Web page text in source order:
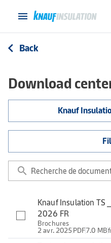
menu
arrow_back_ios Back
Download
Knauf
search
Knauf Insulation TS
2026 FR
Brochures
2 avr. 2025 PDF7.0 MB